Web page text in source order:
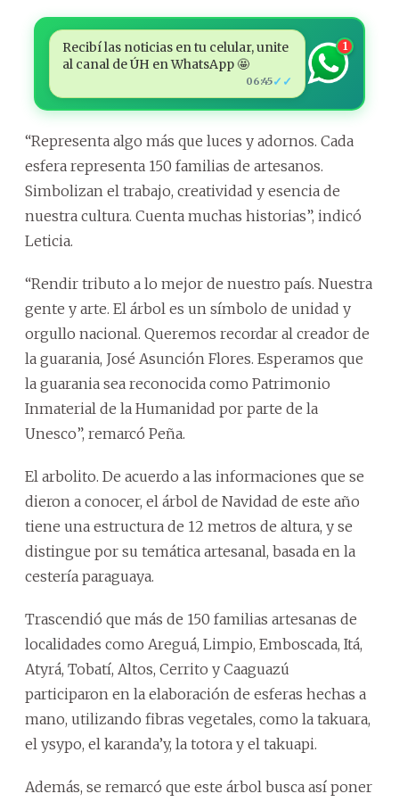
Recibí las noticias en tu celular, unite
al canal de ÚH en WhatsApp 🤩
06:45✓✓
1
“Representa algo más que luces y adornos. Cada
esfera representa 150 familias de artesanos.
Simbolizan el trabajo, creatividad y esencia de
nuestra cultura. Cuenta muchas historias”, indicó
Leticia.
“Rendir tributo a lo mejor de nuestro país. Nuestra
gente y arte. El árbol es un símbolo de unidad y
orgullo nacional. Queremos recordar al creador de
la guarania, José Asunción Flores. Esperamos que
la guarania sea reconocida como Patrimonio
Inmaterial de la Humanidad por parte de la
Unesco”, remarcó Peña.
El arbolito. De acuerdo a las informaciones que se
dieron a conocer, el árbol de Navidad de este año
tiene una estructura de 12 metros de altura, y se
distingue por su temática artesanal, basada en la
cestería paraguaya.
Trascendió que más de 150 familias artesanas de
localidades como Areguá, Limpio, Emboscada, Itá,
Atyrá, Tobatí, Altos, Cerrito y Caaguazú
participaron en la elaboración de esferas hechas a
mano, utilizando fibras vegetales, como la takuara,
el ysypo, el karanda’y, la totora y el takuapi.
Además, se remarcó que este árbol busca así poner